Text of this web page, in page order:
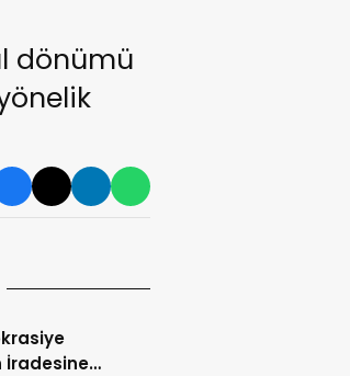
dönümü
İradesine